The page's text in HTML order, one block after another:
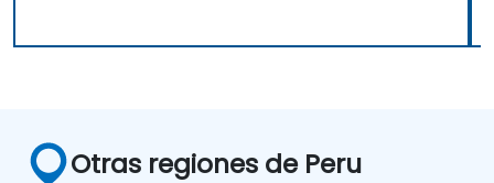
Otras regiones de Peru